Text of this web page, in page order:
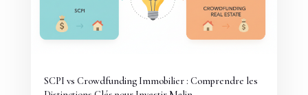
SCPI vs Crowdfunding Immobilier : Comprendre les